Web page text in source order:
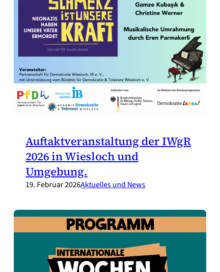
Auftaktveranstaltung der IWgR
2026 in Wiesloch und
Umgebung.
19. Februar 2026Aktuelles und News